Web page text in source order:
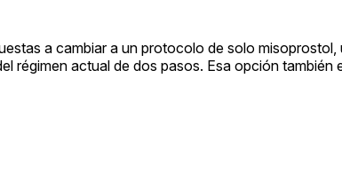
a cambiar a un protocolo de solo
régimen actual de dos pasos. Esa opción